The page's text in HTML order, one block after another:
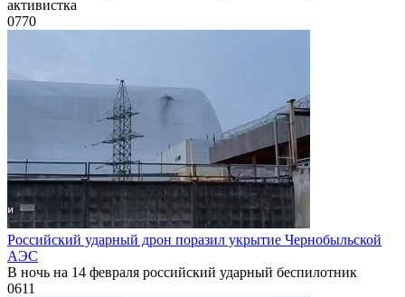
активистка
0770
Российский ударный дрон поразил укрытие Чернобыльской
АЭС
В ночь на 14 февраля российский ударный беспилотник
0611